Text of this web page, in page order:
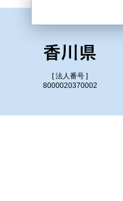
[ 法人番号 ]
8000020370002